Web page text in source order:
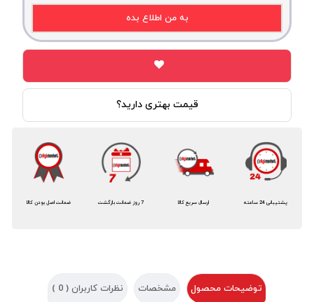
به من اطلاع بده
قیمت بهتری دارید؟
ضمانت اصل بودن کالا 7 روز ضمانت بازگشت ارسال سریع کالا پشتیبانی 24 ساعته
توضیحات محصول مشخصات نظرات کاربران ( 0
)